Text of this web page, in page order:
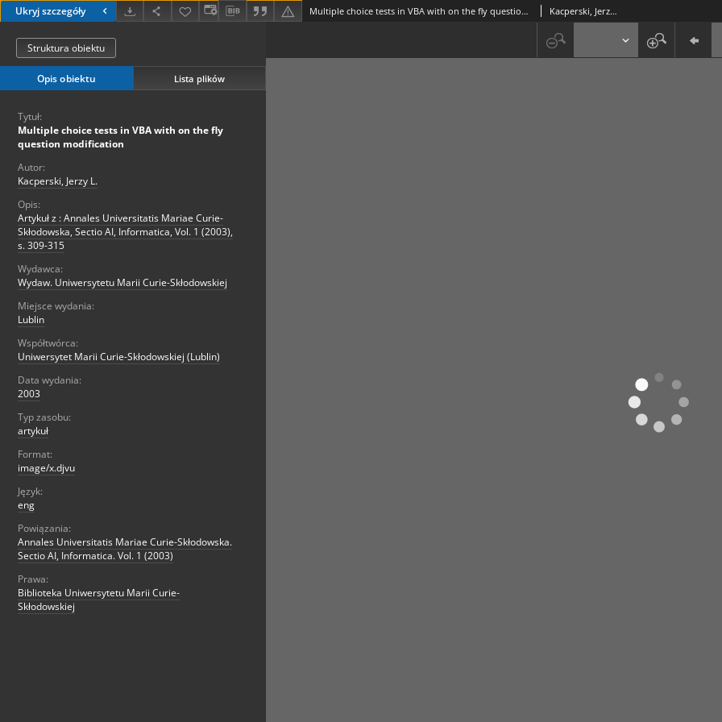
Ukryj szczegóły Multiple choice tests in VBA with on the fly question modification Kacperski, Jerzy L.
Struktura obiektu
Opis obiektu Lista plików
Tytuł:
Multiple choice tests in VBA with on the fly
question modification
Autor:
Kacperski, Jerzy L.
Opis:
Artykuł z : Annales Universitatis Mariae Curie-
Skłodowska, Sectio AI, Informatica, Vol. 1 (2003),
s. 309-315
Wydawca:
Wydaw. Uniwersytetu Marii Curie-Skłodowskiej
Miejsce wydania:
Lublin
Współtwórca:
Uniwersytet Marii Curie-Skłodowskiej (Lublin)
Data wydania:
2003
Typ zasobu:
artykuł
Format:
image/x.djvu
Język:
eng
Powiązania:
Annales Universitatis Mariae Curie-Skłodowska.
Sectio AI, Informatica. Vol. 1 (2003)
Prawa:
Biblioteka Uniwersytetu Marii Curie-
Skłodowskiej